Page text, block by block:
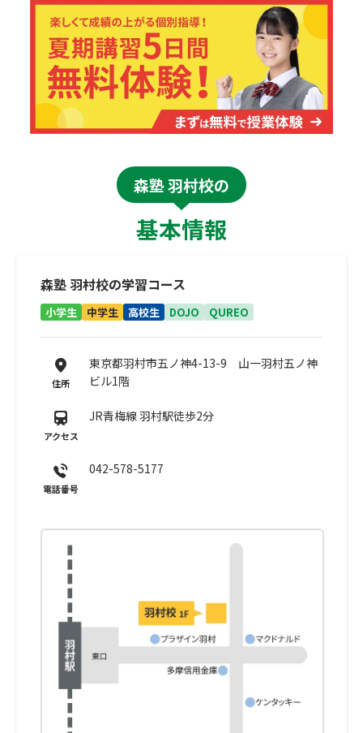
森塾 羽村校の
基本情報
森塾 羽村校の学習コース
小学生 中学生 高校生 DOJO QUREO
住所
東京都羽村市五ノ神4-13-9 山一羽村五ノ神
ビル1階
アクセス
JR青梅線 羽村駅徒歩2分
電話番号
042-578-5177